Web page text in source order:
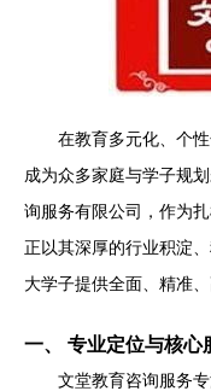
在教育多元化、个
成为众多家庭与学子规
询服务有限公司，作为
正以其深厚的行业积淀
大学子提供全面、精准
一、 专业定位与核心
文堂教育咨询服务